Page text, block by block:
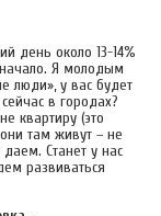
день около 13-14%
Я молодым
люди», у вас будет
в городах?
квартиру (это
там живут – не
Станет у нас
развиваться